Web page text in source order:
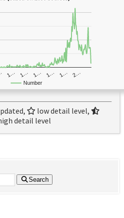
Number
1… 1… 1… 1… 1… 2…
low detail level,
detail level
Search